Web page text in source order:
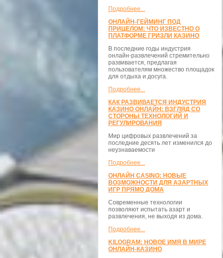
Подробнее...
ОНЛАЙН-ГЕЙМИНГ ПОД
ПРИЦЕЛОМ: ЧТО ИЗВЕСТНО О
ПЛАТФОРМЕ ГРИЗЛИ КАЗИНО
В последние годы индустрия
онлайн-развлечений стремительно
развивается, предлагая
пользователям множество площадок
для отдыха и досуга.
Подробнее...
КАК РАЗВИВАЕТСЯ ИНДУСТРИЯ
КАЗИНО ОНЛАЙН: ВЗГЛЯД СО
СТОРОНЫ ТЕХНОЛОГИЙ И
РЕГУЛИРОВАНИЯ
Мир цифровых развлечений за
последние десять лет изменился до
неузнаваемости
Подробнее...
ОНЛАЙН CASINO: НОВЫЕ
ВОЗМОЖНОСТИ ДЛЯ АЗАРТНЫХ
ИГР ПРЯМО ДОМА
Современные технологии
позволяют испытать азарт и
развлечения, не выходя из дома.
Подробнее...
KILOGRAM: НОВОЕ ИМЯ В МИРЕ
ОНЛАЙН-КАЗИНО